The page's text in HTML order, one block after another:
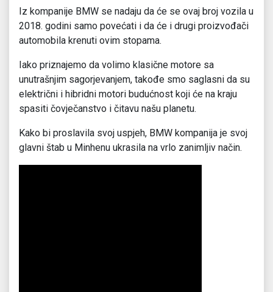
Iz kompanije BMW se nadaju da će se ovaj broj vozila u
2018. godini samo povećati i da će i drugi proizvođači
automobila krenuti ovim stopama.
Iako priznajemo da volimo klasične motore sa
unutrašnjim sagorjevanjem, takođe smo saglasni da su
električni i hibridni motori budućnost koji će na kraju
spasiti čovječanstvo i čitavu našu planetu.
Kako bi proslavila svoj uspjeh, BMW kompanija je svoj
glavni štab u Minhenu ukrasila na vrlo zanimljiv način.